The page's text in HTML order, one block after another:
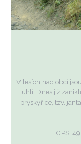
V lesích nad obcí
uhlí. Dnes již
pryskyřice, tzv.
GPS: